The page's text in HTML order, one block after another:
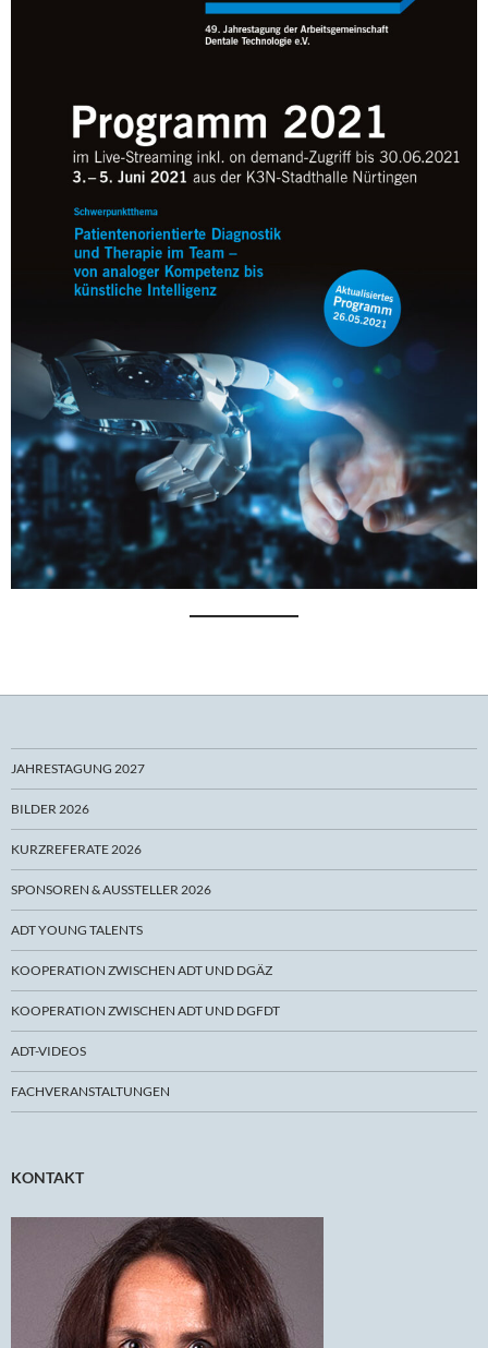
JAHRESTAGUNG 2027
BILDER 2026
KURZREFERATE 2026
SPONSOREN & AUSSTELLER 2026
ADT YOUNG TALENTS
KOOPERATION ZWISCHEN ADT UND DGÄZ
KOOPERATION ZWISCHEN ADT UND DGFDT
ADT-VIDEOS
FACHVERANSTALTUNGEN
KONTAKT